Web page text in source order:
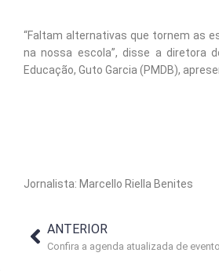
“Faltam alternativas que tornem as
na nossa escola”, disse a diretora
Educação, Guto Garcia (PMDB),
Jornalista: Marcello Riella Benites
ANTERIOR